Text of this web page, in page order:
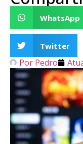
WhatsApp
Twitter
Por Pedro